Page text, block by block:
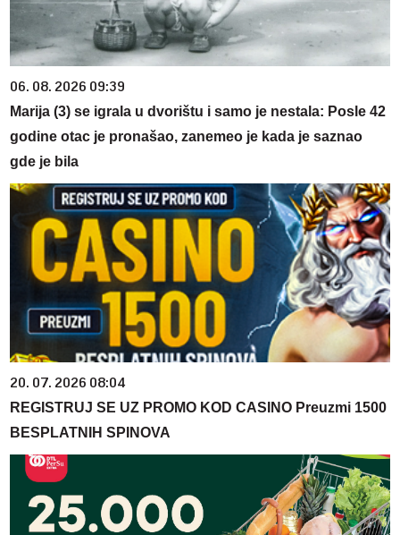
06. 08. 2026 09:39
Marija (3) se igrala u dvorištu i samo je nestala: Posle 42
godine otac je pronašao, zanemeo je kada je saznao
gde je bila
20. 07. 2026 08:04
REGISTRUJ SE UZ PROMO KOD CASINO Preuzmi 1500
BESPLATNIH SPINOVA